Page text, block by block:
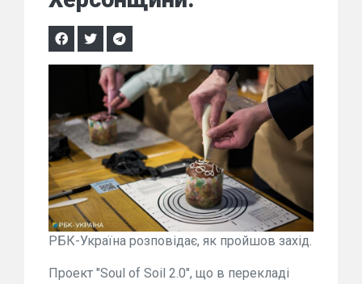
РБК-Україна розповідає, як пройшов захід.
Проект "Soul of Soil 2.0", що в перекладі